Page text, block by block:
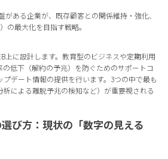
がある企業が、既存顧客との関係維持・強化、
の最大化を目指す戦略。
上に設計します。教育型のビジネスや定期利用
低下（解約の予兆）を防ぐためのサポートコ
プデート情報の提供を行います。3つの中で最も
による離脱予兆の検知など）が重要視される
び方：現状の「数字の見える